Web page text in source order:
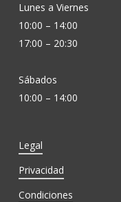
Lunes a Viernes
10:00 – 14:00
17:00 – 20:30
Sábados
10:00 – 14:00
Legal
Privacidad
Condiciones